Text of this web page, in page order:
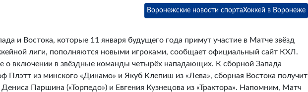
Воронежские новости спортаХоккей в Воронеже
и Востока, которые 11 января будущего года примут участие в Матче звёзд
лиги, пополняются новыми игроками, сообщает официальный сайт КХЛ.
о включении в звёздные команды четырёх нападающих. К сборной Запада
Плэтт из минского «Динамо» и Якуб Клепиш из «Лева», сборная Востока получит
Паршина («Торпедо») и Евгения Кузнецова из «Трактора». Напомним, Матч